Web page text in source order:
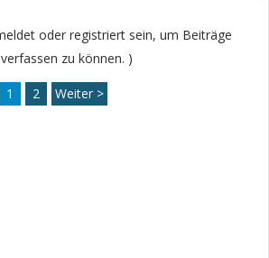
oder registriert sein, um Beiträge
verfassen zu können. )
1 2 Weiter >